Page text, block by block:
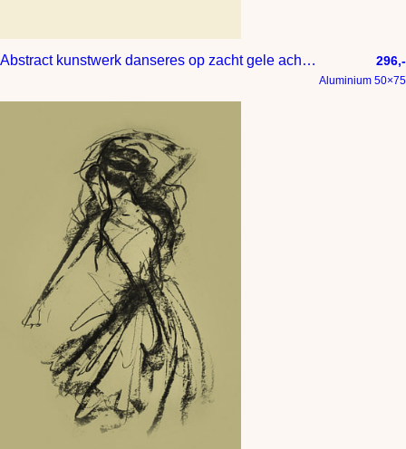
Abstract kunstwerk danseres op zacht gele achtergrond 296,-
Aluminium 50×75